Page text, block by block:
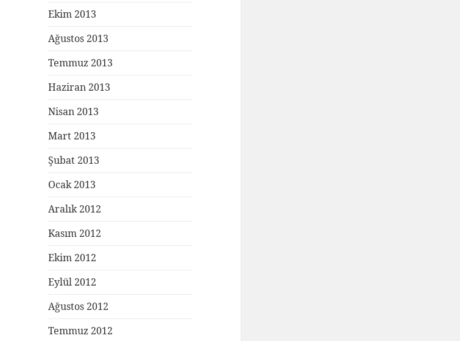
Ekim 2013
Ağustos 2013
Temmuz 2013
Haziran 2013
Nisan 2013
Mart 2013
Şubat 2013
Ocak 2013
Aralık 2012
Kasım 2012
Ekim 2012
Eylül 2012
Ağustos 2012
Temmuz 2012